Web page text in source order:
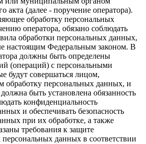
акта (далее - поручение оператора).
обработку персональных
оператора, обязано соблюдать
обработки персональных данных,
настоящим Федеральным законом. В
должны быть определены
(операций) с персональными
будут совершаться лицом,
обработку персональных данных, и
быть установлена обязанность
конфиденциальность
и обеспечивать безопасность
при их обработке, а также
требования к защите
данных в соответствии